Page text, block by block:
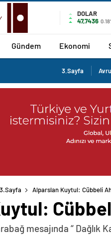
DOLAR
47,7436
Gündem Ekonomi
3.Sayfa
3.Sayfa Alparslan Kuytul: Cübbeli
mesajında “